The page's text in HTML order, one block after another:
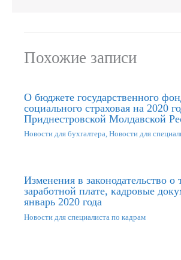
Похожие записи
О бюджете государственного
социального страховая на 2020
Приднестровской Молдавской
Новости для бухгалтера, Новости для
Изменения в законодательство о
заработной плате, кадровые
январь 2020 года
Новости для специалиста по кадрам